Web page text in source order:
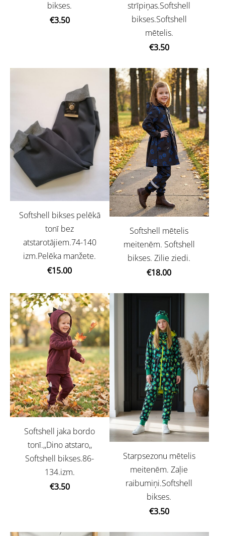
bikses.
€3.50
strīpiņas.Softshell
bikses.Softshell
mētelis.
€3.50
Softshell bikses pelēkā
tonī bez
atstarotājiem.74-140
izm.Pelēka manžete.
€15.00
Softshell mētelis
meitenēm. Softshell
bikses. Zilie ziedi.
€18.00
Softshell jaka bordo
tonī.,,Dino atstaro,,
Softshell bikses.86-
134.izm.
€3.50
Starpsezonu mētelis
meitenēm. Zaļie
raibumiņi.Softshell
bikses.
€3.50